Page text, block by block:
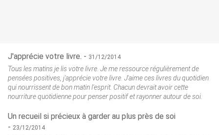
J'apprécie votre livre. - 31/12/2014
Tous les matins je lis votre livre. Je me ressource régulièrement de
pensées positives, j'apprécie votre livre. J'aime ces livres du quotidien
qui nourrissent de bon matin l'esprit. Chacun devrait avoir cette
nourriture quotidienne pour penser positif et rayonner autour de soi.
Un recueil si précieux à garder au plus près de soi
- 23/12/2014